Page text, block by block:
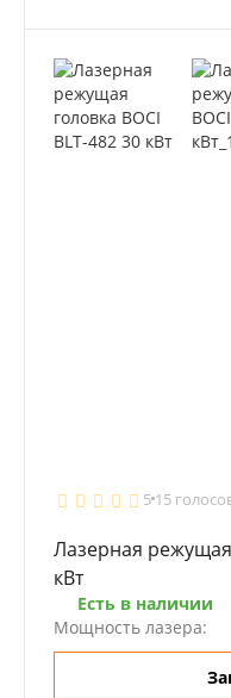
5 15
Лазерная режущая
кВт
Есть в наличии
Мощность лазера: